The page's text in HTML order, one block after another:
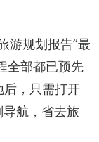
游规划报告”最
全部都已预先
，只需打开
航，省去旅